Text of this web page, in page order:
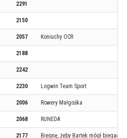
2291
2150
2057 Koniuchy OCR
2188
2242
2230 Logwin Team Sport
2006 Rowery Małgośka
2068 RUNEDA
2177 Biegnę, żeby Bartek mógł biegać